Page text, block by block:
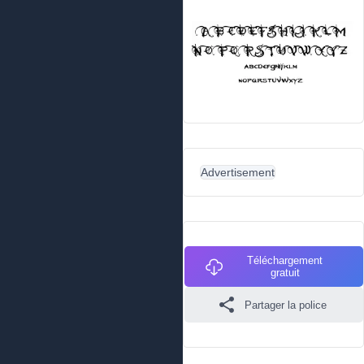
Advertisement
Téléchargement
gratuit
Partager la police